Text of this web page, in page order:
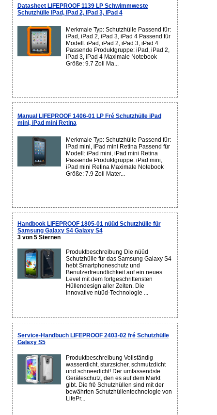
Datasheet LIFEPROOF 1139 LP Schwimmweste
Schutzhülle iPad, iPad 2, iPad 3, iPad 4
Merkmale Typ: Schutzhülle Passend für:
iPad, iPad 2, iPad 3, iPad 4 Passend für
Modell: iPad, iPad 2, iPad 3, iPad 4
Passende Produktgruppe: iPad, iPad 2,
iPad 3, iPad 4 Maximale Notebook
Größe: 9.7 Zoll Ma...
Manual LIFEPROOF 1406-01 LP Fré Schutzhülle iPad
mini, iPad mini Retina
Merkmale Typ: Schutzhülle Passend für:
iPad mini, iPad mini Retina Passend für
Modell: iPad mini, iPad mini Retina
Passende Produktgruppe: iPad mini,
iPad mini Retina Maximale Notebook
Größe: 7.9 Zoll Mater...
Handbook LIFEPROOF 1805-01 nüüd Schutzhülle für
Samsung Galaxy S4 Galaxy S4
3 von 5 Sternen
Produktbeschreibung Die nüüd
Schutzhülle für das Samsung Galaxy S4
hebt Smartphoneschutz und
Benutzerfreundlichkeit auf ein neues
Level mit dem fortgeschrittensten
Hüllendesign aller Zeiten. Die
innovative nüüd-Technologie ...
Service-Handbuch LIFEPROOF 2403-02 fré Schutzhülle
Galaxy S5
Produktbeschreibung Vollständig
wasserdicht, sturzsicher, schmutzdicht
und schneedicht! Der umfassendste
Geräteschutz, den es auf dem Markt
gibt. Die frē Schutzhüllen sind mit der
bewährten Schutzhüllentechnologie von
LifePr...